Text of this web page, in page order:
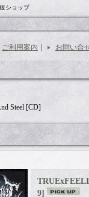
ショップ
ご利用案内 お問い合
Steel [CD]
9]